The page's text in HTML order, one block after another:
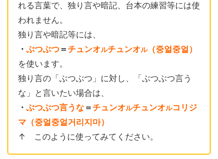
れる言葉で、独り言や暗記、台本の練習等には使
われません。
独り言や暗記等には、
・ ぶつぶつ ＝チュンオルチュンオル（중얼중얼）
を使います。
独り言の「ぶつぶつ」に対し、「ぶつぶつ言う
な」と言いたい場合は、
・ ぶつぶつ言うな ＝チュンオルチュンオルコリジ
マ（중얼중얼거리지마）
↑ このように使ってみてください。